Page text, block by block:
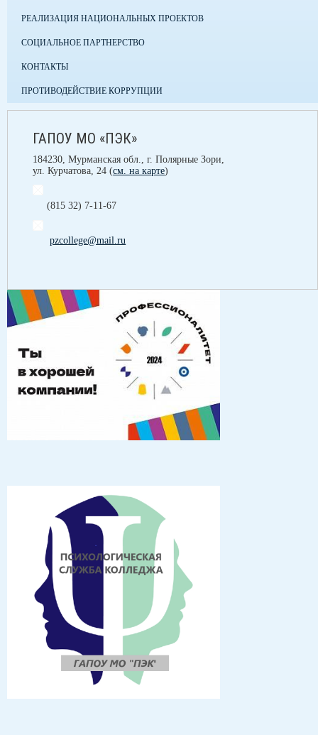
РЕАЛИЗАЦИЯ НАЦИОНАЛЬНЫХ ПРОЕКТОВ
СОЦИАЛЬНОЕ ПАРТНЕРСТВО
КОНТАКТЫ
ПРОТИВОДЕЙСТВИЕ КОРРУПЦИИ
ГАПОУ МО «ПЭК»
184230, Мурманская обл., г. Полярные Зори,
ул. Курчатова, 24 (см. на карте)
(815 32) 7-11-67
pzcollege@mail.ru